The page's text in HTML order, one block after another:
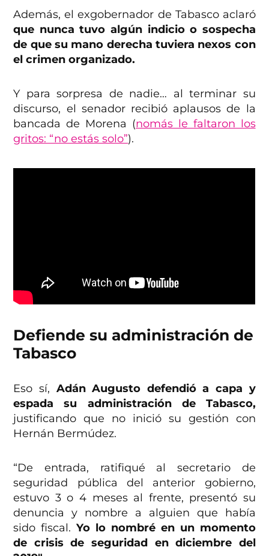
Además, el exgobernador de Tabasco aclaró
que nunca tuvo algún indicio o sospecha
de que su mano derecha tuviera nexos con
el crimen organizado.
Y para sorpresa de nadie… al terminar su
discurso, el senador recibió aplausos de la
bancada de Morena (nomás le faltaron los
gritos: “no estás solo”).
Defiende su administración de
Tabasco
Eso sí, Adán Augusto defendió a capa y
espada su administración de Tabasco,
justificando que no inició su gestión con
Hernán Bermúdez.
“De entrada, ratifiqué al secretario de
seguridad pública del anterior gobierno,
estuvo 3 o 4 meses al frente, presentó su
denuncia y nombre a alguien que había
sido fiscal.Yo lo nombré en un momento
de crisis de seguridad en diciembre del